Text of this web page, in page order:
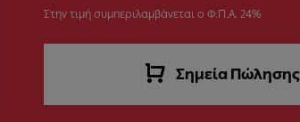
Στην τιμή συμπεριλαμβάνεται ο Φ.Π.Α. 24%
Σημεία Πώλησης